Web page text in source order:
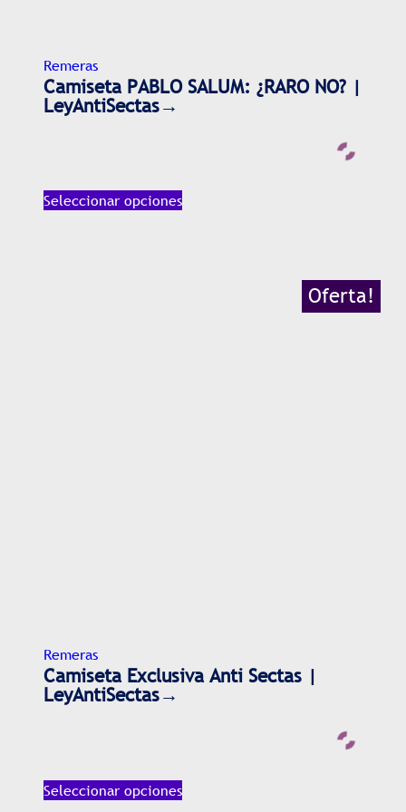
Remeras
Camiseta PABLO SALUM: ¿RARO NO? |
LeyAntiSectas→
Seleccionar opciones
Oferta!
Remeras
Camiseta Exclusiva Anti Sectas |
LeyAntiSectas→
Seleccionar opciones